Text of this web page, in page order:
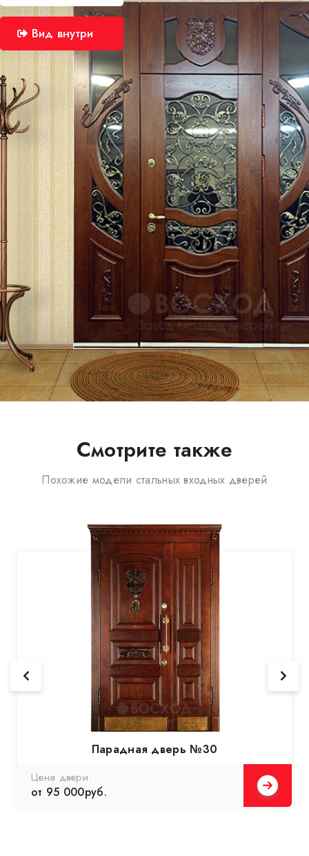
Вид внутри
Смотрите также
Похожие модели стальных входных дверей
Парадная дверь №30
Цена двери:
от 95 000руб.